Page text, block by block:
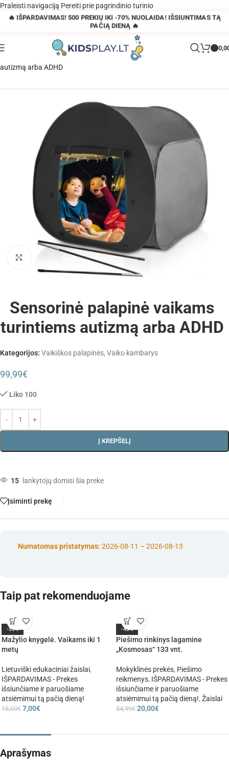
Praleisti navigaciją Pereiti prie pagrindinio turinio
🔥 IŠPARDAVIMAS! 500 PREKIŲ IKI -70% NUOLAIDA! IŠSIUNTIMAS TĄ
PAČIĄ DIENĄ 🔥
Parduotuvė
Sensorinė palapinė vaikams turintiems
autizmą arba ADHD
Sensorinė palapinė vaikams
turintiems autizmą arba ADHD
Kategorijos: Vaikiškos palapinės, Vaiko kambarys
99,99€
Liko 100
Į KREPŠELĮ
15 lankytojų domisi šia preke
Įsiminti prekę
Numatomas pristatymas: 2026-08-11 – 2026-08-13
Taip pat rekomenduojame
-53%
Mažylio knygelė. Vaikams iki 1
metų
Lietuviški edukaciniai žaislai,
IŠPARDAVIMAS - Prekes
išsiunčiame ir paruošiame
atsiėmimui tą pačią dieną!
15,00€ 7,00€
-43%
Piešimo rinkinys lagamine
„Kosmosas“ 133 vnt.
Mokyklinės prekės, Piešimo
reikmenys, IŠPARDAVIMAS - Prekes
išsiunčiame ir paruošiame
atsiėmimui tą pačią dieną!, Žaislai
34,99€ 20,00€
Aprašymas